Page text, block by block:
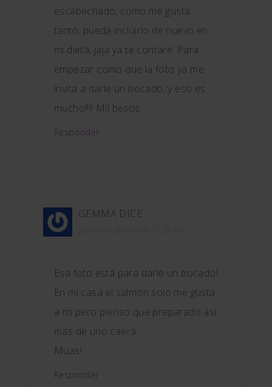
escabechado, como me gusta
tanto, pueda incluirlo de nuevo en
mi dieta, jaja ya te contaré. Para
empezar como que la foto ya me
invita a darle un bocado, y eso es
mucho!!!! Mil besos
Responder
GEMMA DICE
Esa foto está para darle un bocado!
En mi casa el salmón solo me gusta
a mi pero pienso que preparado así
mas de uno caerá.
Muas!
Responder